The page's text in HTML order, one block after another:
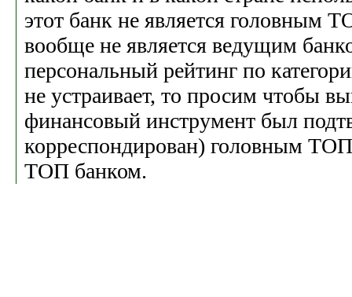
этот банк не является головным
вообще не является ведущим
персональный рейтинг по
не устраивает, то просим чтобы
финансовый инструмент был
корреспондирован) головным
ТОП банком.